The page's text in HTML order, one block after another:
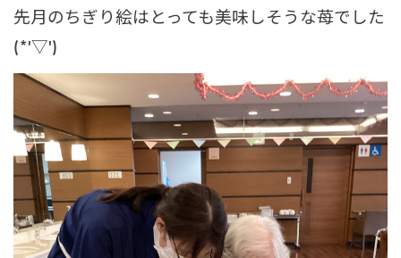
先月のちぎり絵はとっても美味しそうな苺でした
(*'▽')